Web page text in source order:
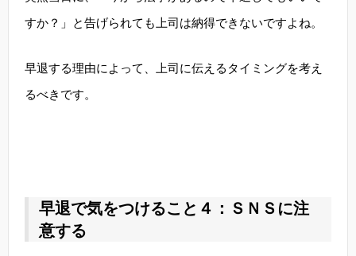
すか？」と告げられても上司は納得できないですよね。
早退する理由によって、上司に伝えるタイミングを考え
るべきです。
早退で気をつけること４：ＳＮＳに注
意する